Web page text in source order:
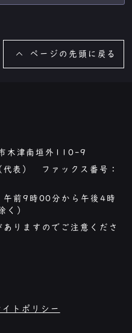
ページの先頭に戻る
木津南垣外110-9
代表） ファックス番号：
前9時00分から午後4時
く）
りますのでご注意くださ
イトポリシー